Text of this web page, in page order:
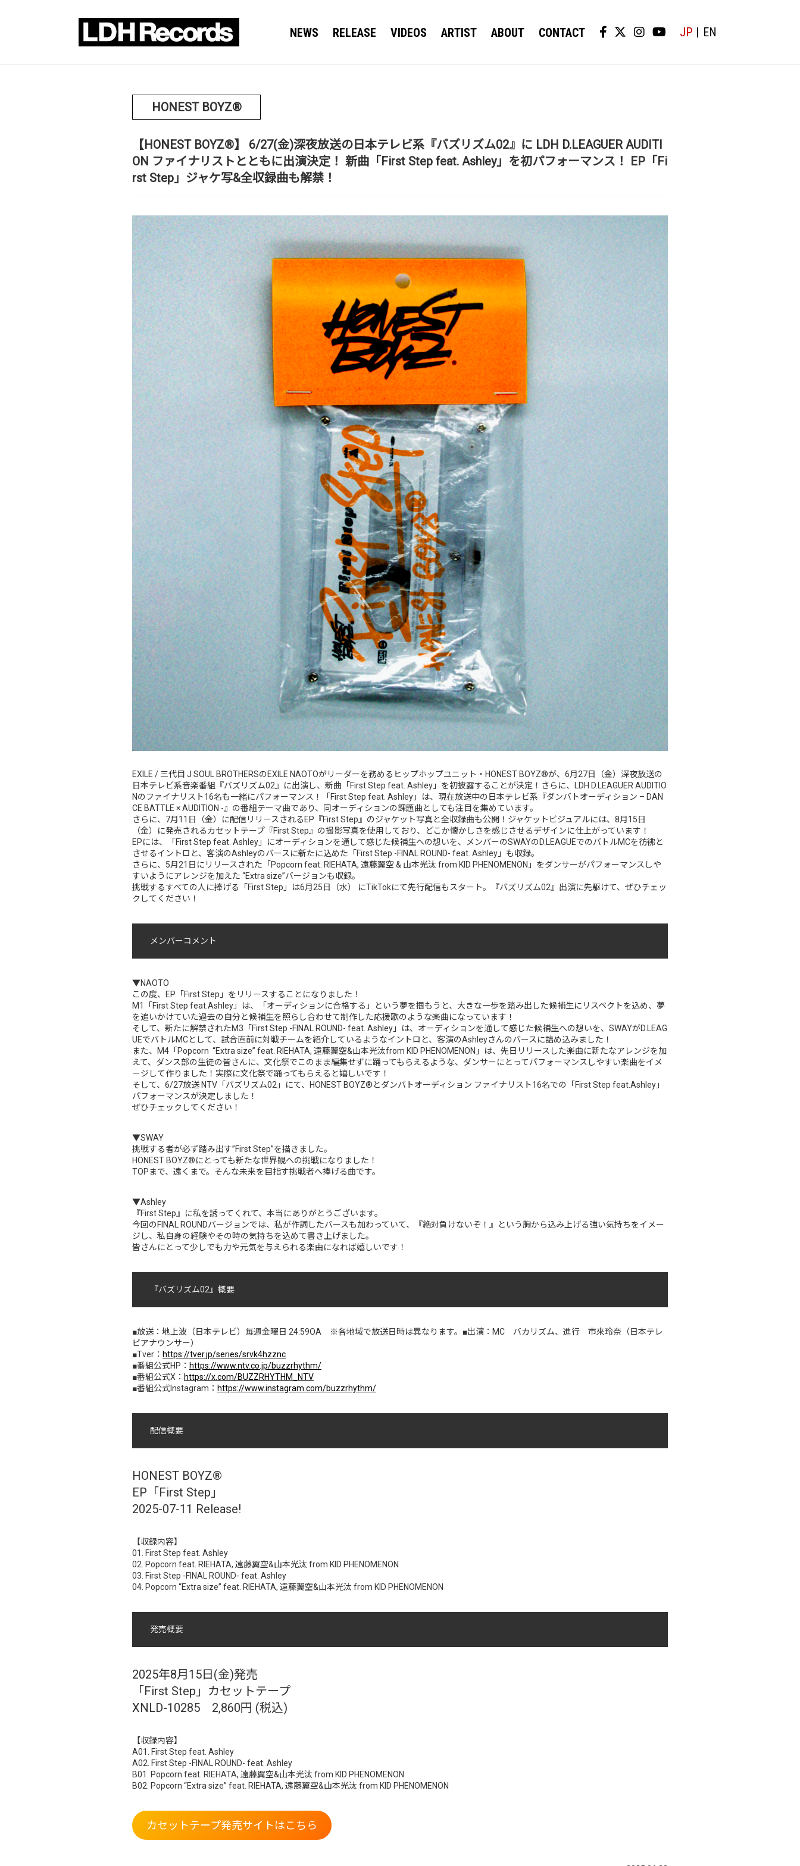
NEWS RELEASE VIDEOS ARTIST ABOUT CONTACT JP EN
HONEST BOYZ®
【HONEST BOYZ®︎】 6/27(金)深夜放送の日本テレビ系『バズリズム02』に LDH D.LEAGUER AUDITI
ON ファイナリストとともに出演決定！ 新曲「First Step feat. Ashley」を初パフォーマンス！ EP「Fi
rst Step」ジャケ写&全収録曲も解禁！
EXILE / 三代目 J SOUL BROTHERSのEXILE NAOTOがリーダーを務めるヒップホップユニット・HONEST BOYZ®︎が、6月27日（金）深夜放送の
日本テレビ系音楽番組『バズリズム02』に出演し、新曲「First Step feat. Ashley」を初披露することが決定！さらに、LDH D.LEAGUER AUDITIO
Nのファイナリスト16名も一緒にパフォーマンス！「First Step feat. Ashley」は、現在放送中の日本テレビ系『ダンバトオーディション – DAN
CE BATTLE × AUDITION -』の番組テーマ曲であり、同オーディションの課題曲としても注目を集めています。
さらに、7月11日（金）に配信リリースされるEP『First Step』のジャケット写真と全収録曲も公開！ジャケットビジュアルには、8月15日
（金）に発売されるカセットテープ『First Step』の撮影写真を使用しており、どこか懐かしさを感じさせるデザインに仕上がっています！
EPには、「First Step feat. Ashley」にオーディションを通して感じた候補生への想いを、メンバーのSWAYのD.LEAGUEでのバトルMCを彷彿と
させるイントロと、客演のAshleyのバースに新たに込めた「First Step -FINAL ROUND- feat. Ashley」も収録。
さらに、5月21日にリリースされた「Popcorn feat. RIEHATA, 遠藤翼空 & 山本光汰 from KID PHENOMENON」をダンサーがパフォーマンスしや
すいようにアレンジを加えた “Extra size”バージョンも収録。
挑戦するすべての人に捧げる「First Step」は6月25日（水） にTikTokにて先行配信もスタート。『バズリズム02』出演に先駆けて、ぜひチェッ
クしてください！
メンバーコメント
▼NAOTO
この度、EP「First Step」をリリースすることになりました！
M1「First Step feat.Ashley」は、「オーディションに合格する」という夢を掴もうと、大きな一歩を踏み出した候補生にリスペクトを込め、夢
を追いかけていた過去の自分と候補生を照らし合わせて制作した応援歌のような楽曲になっています！
そして、新たに解禁されたM3「First Step -FINAL ROUND- feat. Ashley」は、オーディションを通して感じた候補生への想いを、SWAYがD.LEAG
UEでバトルMCとして、試合直前に対戦チームを紹介しているようなイントロと、客演のAshleyさんのバースに詰め込みました！
また、M4「Popcorn “Extra size” feat. RIEHATA, 遠藤翼空&⼭本光汰from KID PHENOMENON」は、先日リリースした楽曲に新たなアレンジを加
えて、ダンス部の生徒の皆さんに、文化祭でこのまま編集せずに踊ってもらえるような、ダンサーにとってパフォーマンスしやすい楽曲をイメ
ージして作りました！実際に文化祭で踊ってもらえると嬉しいです！
そして、6/27放送 NTV「バズリズム02」にて、HONEST BOYZ®︎とダンバトオーディション ファイナリスト16名での「First Step feat.Ashley」
パフォーマンスが決定しました！
ぜひチェックしてください！
▼SWAY
挑戦する者が必ず踏み出す”First Step”を描きました。
HONEST BOYZ®︎にとっても新たな世界観への挑戦になりました！
TOPまで、遠くまで。そんな未来を目指す挑戦者へ捧げる曲です。
▼Ashley
『First Step』に私を誘ってくれて、本当にありがとうございます。
今回のFINAL ROUNDバージョンでは、私が作詞したバースも加わっていて、『絶対負けないぞ！』という胸から込み上げる強い気持ちをイメー
ジし、私自身の経験やその時の気持ちを込めて書き上げました。
皆さんにとって少しでも力や元気を与えられる楽曲になれば嬉しいです！
『バズリズム02』概要
■放送：地上波（日本テレビ）毎週金曜日 24:59OA ※各地域で放送日時は異なります。■出演：MC バカリズム、進行 市來玲奈（日本テレ
ビアナウンサー）
■Tver： https://tver.jp/series/srvk4hzznc
■番組公式HP： https://www.ntv.co.jp/buzzrhythm/
■番組公式X： https://x.com/BUZZRHYTHM_NTV
■番組公式Instagram： https://www.instagram.com/buzzrhythm/
配信概要
HONEST BOYZ®︎
EP「First Step」
2025-07-11 Release!
【収録内容】
01. First Step feat. Ashley
02. Popcorn feat. RIEHATA, 遠藤翼空&山本光汰 from KID PHENOMENON
03. First Step -FINAL ROUND- feat. Ashley
04. Popcorn “Extra size” feat. RIEHATA, 遠藤翼空&山本光汰 from KID PHENOMENON
発売概要
2025年8月15日(金)発売
「First Step」カセットテープ
XNLD-10285 2,860円 (税込)
【収録内容】
A01. First Step feat. Ashley
A02. First Step -FINAL ROUND- feat. Ashley
B01. Popcorn feat. RIEHATA, 遠藤翼空&山本光汰 from KID PHENOMENON
B02. Popcorn “Extra size” feat. RIEHATA, 遠藤翼空&山本光汰 from KID PHENOMENON
カセットテープ発売サイトはこちら